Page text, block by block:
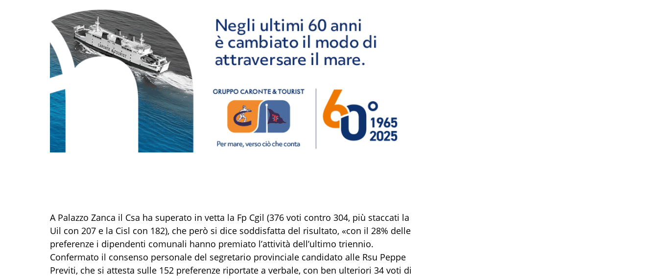
A Palazzo Zanca il Csa ha superato in vetta la Fp Cgil (376 voti contro 304, più staccati la
Uil con 207 e la Cisl con 182), che però si dice soddisfatta del risultato, «con il 28% delle
preferenze i dipendenti comunali hanno premiato l’attività dell’ultimo triennio.
Confermato il consenso personale del segretario provinciale candidato alle Rsu Peppe
Previti, che si attesta sulle 152 preferenze riportate a verbale, con ben ulteriori 34 voti di